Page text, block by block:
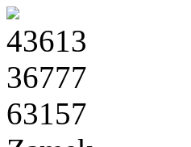
43613
36777
63157